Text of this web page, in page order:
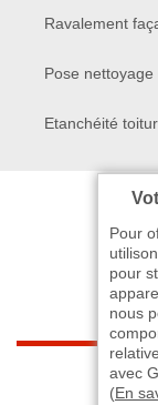
Ravalement
Pose
Etanchéité
Pour
pour
nous
avec
(En